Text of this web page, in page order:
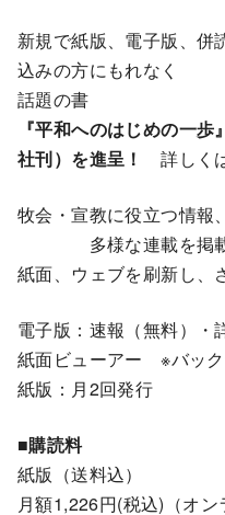
新規で紙版、電子版、併
込みの方にもれなく
話題の書
『平和へのはじめの一
社刊）を進呈！
詳しく
牧会・宣教に役立つ情報、
多様な連載を掲載
紙面、ウェブを刷新し、
電子版：速報（無料）・
紙面ビューアー ※バッ
紙版：月2回発行
■購読料
紙版（送料込）
月額1,226円(税込)（オ